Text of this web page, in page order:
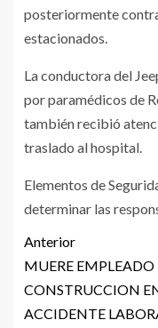
posteriormente
estacionados.
La conductora del
por paramédicos de
también recibió
traslado al hospital.
Elementos de
determinar las
Anterior
MUERE EMPLEADO
CONSTRUCCION
ACCIDENTE